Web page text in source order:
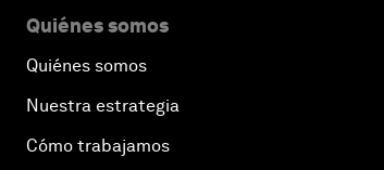
Quiénes somos
Quiénes somos
Nuestra estrategia
Cómo trabajamos